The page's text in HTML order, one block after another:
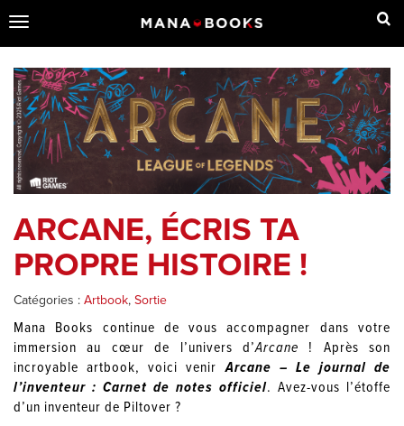
Toggle
navigation
ARCANE, ÉCRIS TA
PROPRE HISTOIRE !
Catégories : Artbook, Sortie
Mana Books continue de vous accompagner dans votre
immersion au cœur de l’univers d’Arcane ! Après son
incroyable artbook, voici venirArcane – Le journal de
l’inventeur : Carnet de notes officiel. Avez-vous l’étoffe
d’un inventeur de Piltover ?